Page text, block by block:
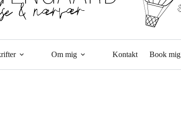
Om mig Kontakt Book mig